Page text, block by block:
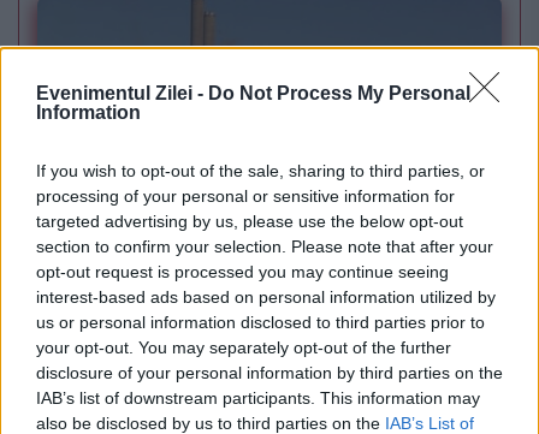
Evenimentul Zilei - Do Not Process My Personal
Information
If you wish to opt-out of the sale, sharing to third parties, or
processing of your personal or sensitive information for
targeted advertising by us, please use the below opt-out
section to confirm your selection. Please note that after your
opt-out request is processed you may continue seeing
interest-based ads based on personal information utilized by
us or personal information disclosed to third parties prior to
your opt-out. You may separately opt-out of the further
disclosure of your personal information by third parties on the
IAB’s list of downstream participants. This information may
also be disclosed by us to third parties on the IAB’s List of
POLITICA
PSD cere activarea mecanismului european
de urgență pentru energie și susține
menținerea centralelor pe cărbune. Critici la
adresa lui Bolojan